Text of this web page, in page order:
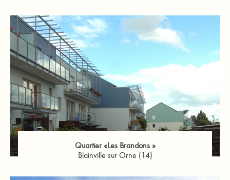
Quartier «Les Brandons »
Blainville sur Orne (14)